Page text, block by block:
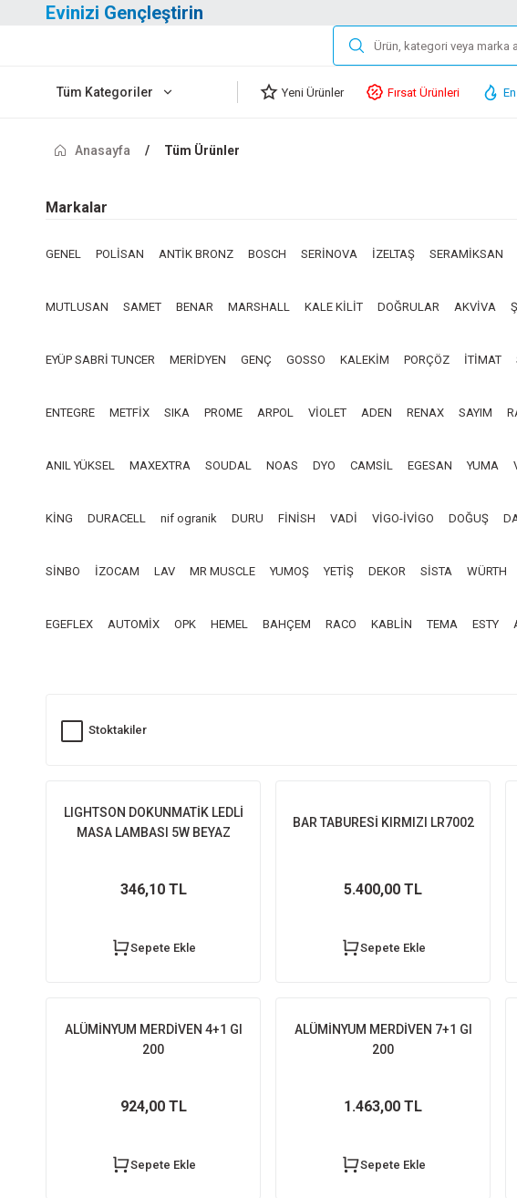
Evinizi Gençleştirin
Tüm Kategoriler Yeni Ürünler Fırsat Ürünleri
Anasayfa Tüm Ürünler
Markalar
GENEL POLİSAN ANTİK BRONZ BOSCH SERİNOVA İZELTAŞ SERAMİKSAN
MUTLUSAN SAMET BENAR MARSHALL KALE KİLİT DOĞRULAR AKVİVA
EYÜP SABRİ TUNCER MERİDYEN GENÇ GOSSO KALEKİM PORÇÖZ İTİMAT
ENTEGRE METFİX SIKA PROME ARPOL VİOLET ADEN RENAX SAYIM
ANIL YÜKSEL MAXEXTRA SOUDAL NOAS DYO CAMSİL EGESAN YUMA
KİNG DURACELL nif ogranik DURU FİNİSH VADİ VİGO-İVİGO DOĞUŞ
SİNBO İZOCAM LAV MR MUSCLE YUMOŞ YETİŞ DEKOR SİSTA WÜRTH
EGEFLEX AUTOMİX OPK HEMEL BAHÇEM RACO KABLİN TEMA ESTY
Stoktakiler
LIGHTSON DOKUNMATİK LEDLİ
MASA LAMBASI 5W BEYAZ
346,10 TL
Sepete Ekle
BAR TABURESİ KIRMIZI LR7002
5.400,00 TL
Sepete Ekle
ALÜMİNYUM MERDİVEN 4+1 GI
200
924,00 TL
Sepete Ekle
ALÜMİNYUM MERDİVEN 7+1 GI
200
1.463,00 TL
Sepete Ekle